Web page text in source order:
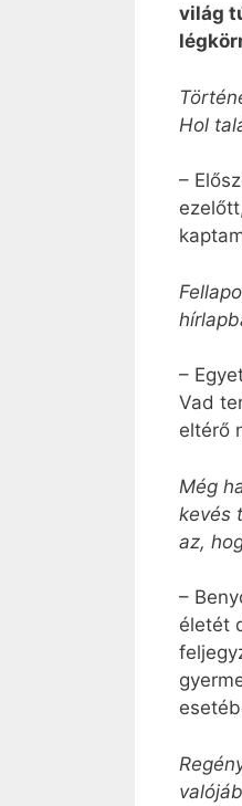
világ
Hol
–
–
Vad
eltérő
Még
kevés
az,
–
életét